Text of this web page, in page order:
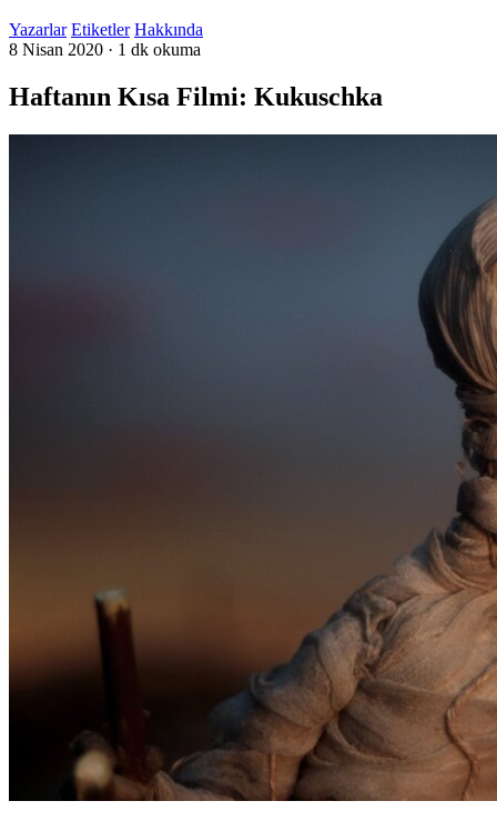
Yazarlar Etiketler Hakkında
8 Nisan 2020 · 1 dk okuma
Haftanın Kısa Filmi: Kukuschka